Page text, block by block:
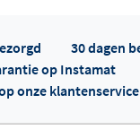
30 dagen
op Instamat
onze klantenservice